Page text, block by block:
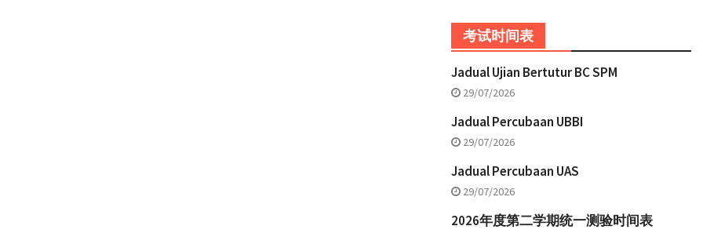
考试时间表
Jadual Ujian Bertutur BC SPM
29/07/2026
Jadual Percubaan UBBI
29/07/2026
Jadual Percubaan UAS
29/07/2026
2026年度第二学期统一测验时间表